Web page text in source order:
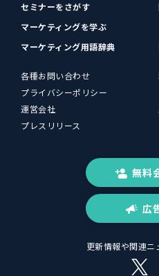
セミナーをさがす
マーケティングを学ぶ
マーケティング用語辞典
各種お問い合わせ
プライバシーポリシー
運営会社
プレスリリース
無料
広
更新情報や関連ニ